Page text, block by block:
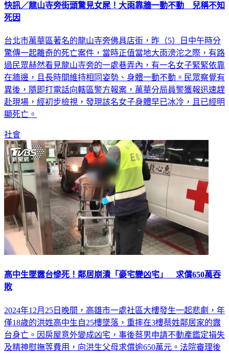
快訊／龍山寺旁街頭驚見女屍！大雨靠牆一動不動 兒稱不知
死因
台北市萬華區著名的龍山寺旁佛具店街，昨（5）日中午時分
驚傳一起離奇的死亡案件，當時正值當地大雨滂沱之際，有路
過民眾赫然看見龍山寺旁的一處巷弄內，有一名女子緊緊依靠
在牆邊，且長時間維持相同姿勢、身體一動不動。民眾察覺有
異後，隨即打電話向轄區警方報案，萬華分局員警獲報迅速趕
赴現場，經初步檢視，發現該名女子身體早已冰冷，且已經明
顯死亡。
社會
高中生墜露台慘死！鄰居崩潰「豪宅變凶宅」 求償650萬吞
敗
2024年12月25日晚間，高雄市一處社區大樓發生一起悲劇，年
僅18歲的洪姓高中生自25樓墜落，重摔在3樓蔡姓鄰居家的露
台身亡。因房屋意外變成凶宅，事後蔡男申請不動產鑑定損失
及精神慰撫等費用，向洪生父母求償逾650萬元。法院審理後